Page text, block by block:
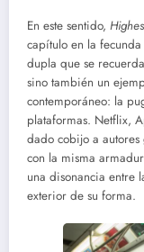
En este sentido,
capítulo en la
dupla que se
sino también un
contemporáneo: la
plataformas. Netflix,
dado cobijo a
con la misma
una disonancia entre
exterior de su forma.